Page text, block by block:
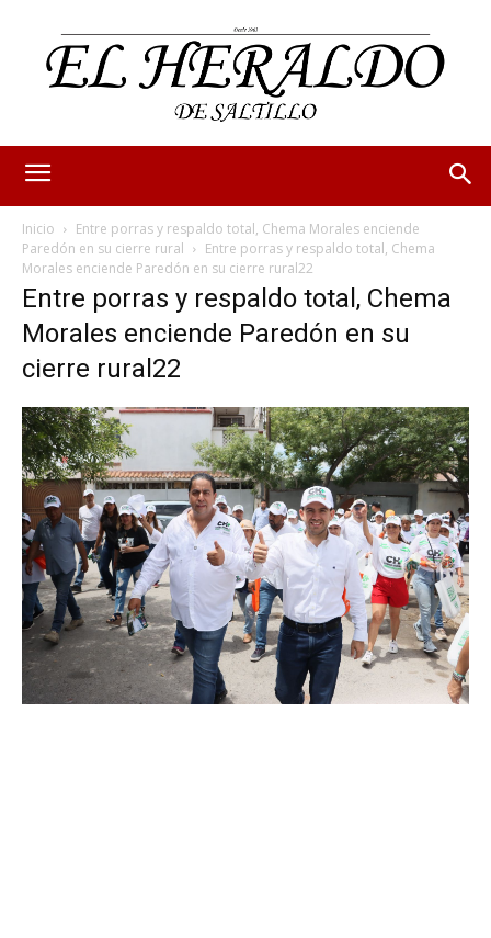
Inicio
Entre porras y respaldo total, Chema Morales enciende
Paredón en su cierre rural
Entre porras y respaldo total, Chema
Morales enciende Paredón en su cierre rural22
Entre porras y respaldo total, Chema
Morales enciende Paredón en su
cierre rural22